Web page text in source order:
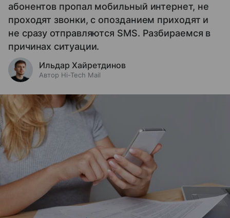
абонентов пропал мобильный интернет, не
проходят звонки, с опозданием приходят и
не сразу отправляются SMS. Разбираемся в
причинах ситуации.
Ильдар Хайретдинов
Автор Hi-Tech Mail